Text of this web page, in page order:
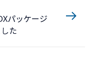
パッケージ
た